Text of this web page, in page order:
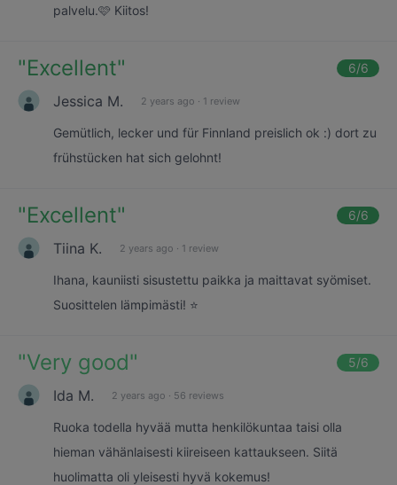
palvelu.🩷 Kiitos!
"Excellent" 6/6
Jessica M. 2 years ago · 1 review
Gemütlich, lecker und für Finnland preislich ok :) dort zu
frühstücken hat sich gelohnt!
"Excellent" 6/6
Tiina K. 2 years ago · 1 review
Ihana, kauniisti sisustettu paikka ja maittavat syömiset.
Suosittelen lämpimästi! ⭐️
"Very good" 5/6
Ida M. 2 years ago · 56 reviews
Ruoka todella hyvää mutta henkilökuntaa taisi olla
hieman vähänlaisesti kiireiseen kattaukseen. Siitä
huolimatta oli yleisesti hyvä kokemus!